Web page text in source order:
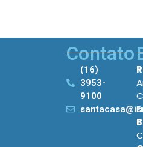
Contato
(16)
3953-
9100